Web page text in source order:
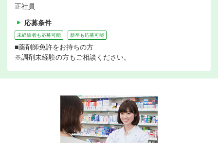
正社員
応募条件
未経験者も応募可能 新卒も応募可能
■薬剤師免許をお持ちの方
※調剤未経験の方もご相談ください。